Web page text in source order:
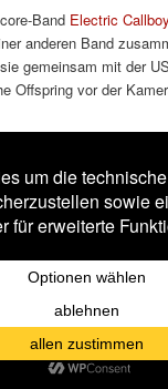
Band Electric Callboy
anderen Band
gemeinsam mit der
Offspring vor der
enthalten,